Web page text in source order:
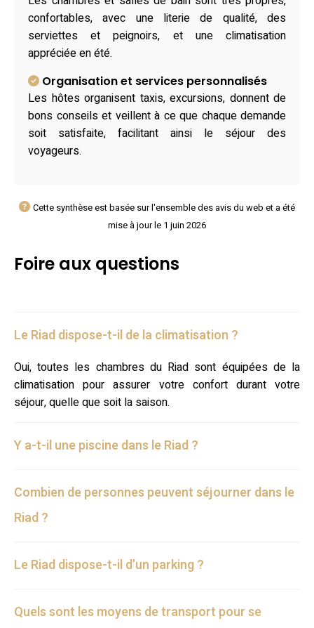
confortables, avec une literie de qualité, des
serviettes et peignoirs, et une climatisation
appréciée en été.
Organisation et services personnalisés
Les hôtes organisent taxis, excursions, donnent de
bons conseils et veillent à ce que chaque demande
soit satisfaite, facilitant ainsi le séjour des
voyageurs.
Cette synthèse est basée sur l'ensemble des avis du web et a été
mise à jour le 1 juin 2026
Foire aux questions
Le Riad dispose-t-il de la climatisation ?
Oui, toutes les chambres du Riad sont équipées de la
climatisation pour assurer votre confort durant votre
séjour, quelle que soit la saison.
Y a-t-il une piscine dans le Riad ?
Combien de personnes peuvent séjourner dans le
Riad ?
Le Riad dispose-t-il d’un parking ?
Quels sont les moyens de transport pour se